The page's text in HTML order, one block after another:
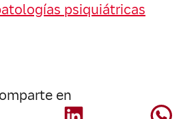
psiquiátricas
en